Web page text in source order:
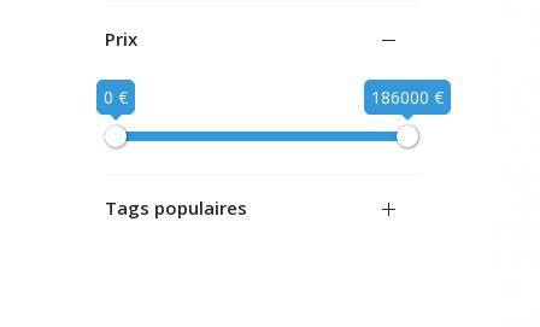
Prix
0 € 186000 €
Tags populaires